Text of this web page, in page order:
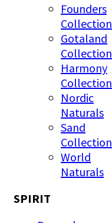
Founders
Collection
Gotaland
Collection
Harmony
Collection
Nordic
Naturals
Sand
Collection
World
Naturals
SPIRIT